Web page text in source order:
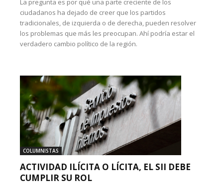
La pregunta es por qué una parte creciente de los
ciudadanos ha dejado de creer que los partidos
tradicionales, de izquierda o de derecha, pueden resolver
los problemas que más les preocupan. Ahí podría estar el
verdadero cambio político de la región.
COLUMNISTAS
ACTIVIDAD ILÍCITA O LÍCITA, EL SII DEBE
CUMPLIR SU ROL